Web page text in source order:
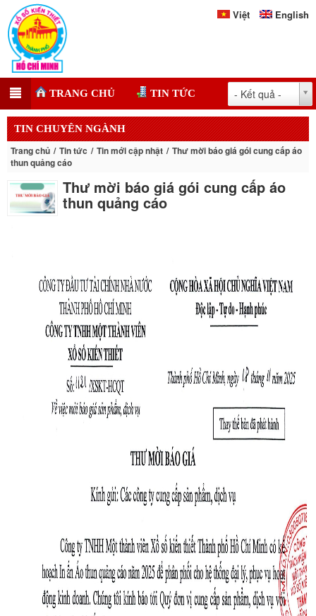
Việt English
TRANG CHỦ TIN TỨC - Kết quả -
TIN CHUYÊN NGÀNH
Trang chủ Tin tức Tin mới cập nhật
Thư mời báo giá gói cung cấp áo
thun quảng cáo
Thư mời báo giá gói cung cấp áo
thun quảng cáo